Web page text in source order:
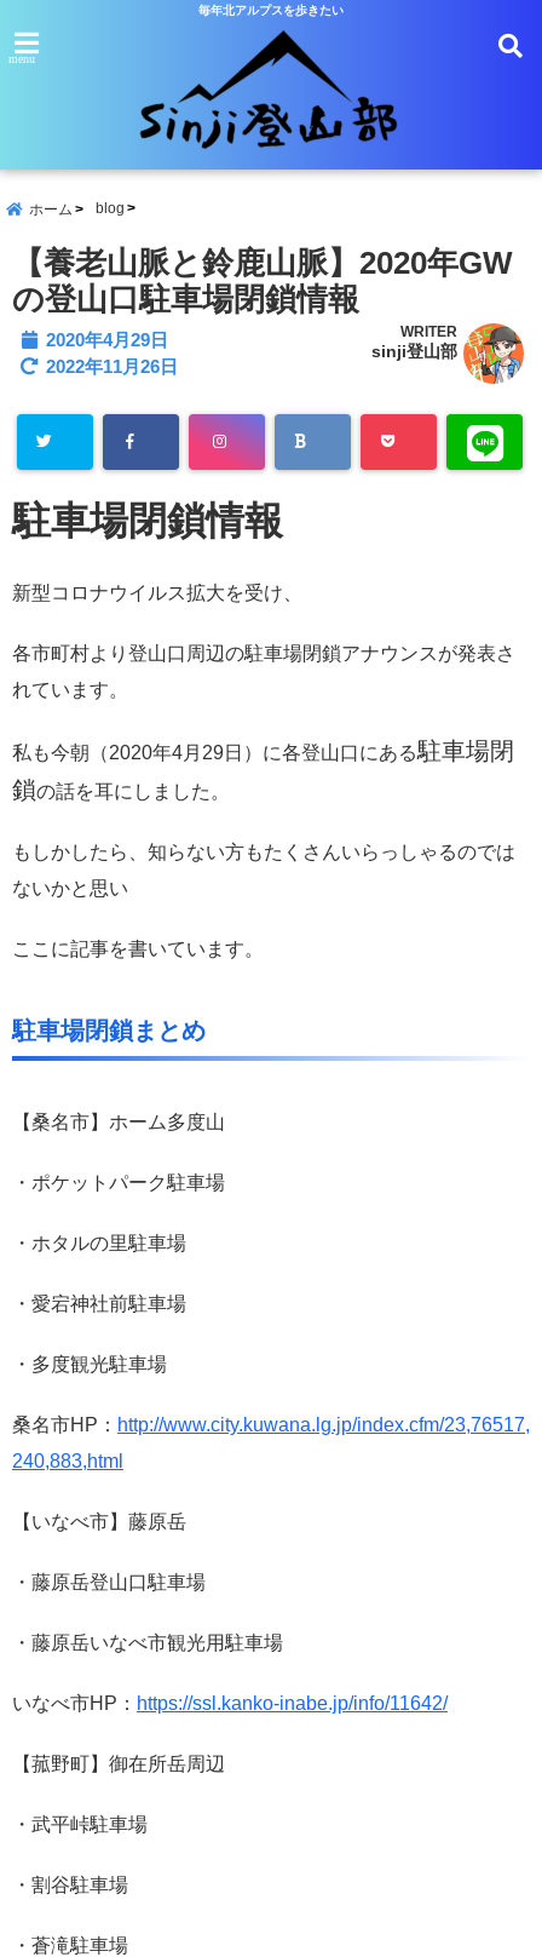
毎年北アルプスを歩きたい
menu
ホーム blog
【養老山脈と鈴鹿山脈】2020年GW
の登山口駐車場閉鎖情報
2020年4月29日
2022年11月26日
WRITER
sinji登山部
駐車場閉鎖情報
新型コロナウイルス拡大を受け、
各市町村より登山口周辺の駐車場閉鎖アナウンスが発表さ
れています。
私も今朝（2020年4月29日）に各登山口にある駐車場閉
鎖の話を耳にしました。
もしかしたら、知らない方もたくさんいらっしゃるのでは
ないかと思い
ここに記事を書いています。
駐車場閉鎖まとめ
【桑名市】ホーム多度山
・ポケットパーク駐車場
・ホタルの里駐車場
・愛宕神社前駐車場
・多度観光駐車場
桑名市HP： http://www.city.kuwana.lg.jp/index.cfm/23,76517,
240,883,html
【いなべ市】藤原岳
・藤原岳登山口駐車場
・藤原岳いなべ市観光用駐車場
いなべ市HP： https://ssl.kanko-inabe.jp/info/11642/
【菰野町】御在所岳周辺
・武平峠駐車場
・割谷駐車場
・蒼滝駐車場